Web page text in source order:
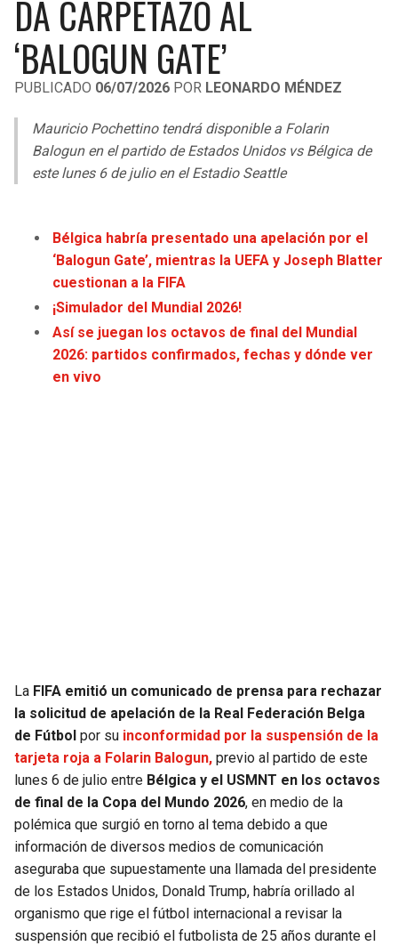
LIGA DE EXPANSIÓN MX
LEAGUES CUP
UEFA EUROPA LEAGUE
UEFA CONFERENCE LEAGUE
MLS
COPA LIBERTADORES
COPA SUDAMERICANA
OTRAS LIGAS
RAIDERS
CHARGERS
RAVENS
STEELERS
CARDINALS
RAMS
49ERS
SEAHAWKS
BEARS
CAVALIERS
PISTONS
PACERS
HORNETS
MAVERICKS
ROCKETS
GRIZZLIES
PELICANS
SPURS
NUGGETS
DA CARPETAZO AL
‘BALOGUN GATE’
PUBLICADO 06/07/2026 POR LEONARDO MÉNDEZ
Mauricio Pochettino tendrá disponible a Folarin
Balogun en el partido de Estados Unidos vs Bélgica de
este lunes 6 de julio en el Estadio Seattle
Bélgica habría presentado una apelación por el
‘Balogun Gate’, mientras la UEFA y Joseph Blatter
cuestionan a la FIFA
¡Simulador del Mundial 2026!
Así se juegan los octavos de final del Mundial
2026: partidos confirmados, fechas y dónde ver
en vivo
La FIFA emitió un comunicado de prensa para rechazar
la solicitud de apelación de la Real Federación Belga
de Fútbol por su inconformidad por la suspensión de la
tarjeta roja a Folarin Balogun, previo al partido de este
lunes 6 de julio entre Bélgica y el USMNT en los octavos
de final de la Copa del Mundo 2026, en medio de la
polémica que surgió en torno al tema debido a que
información de diversos medios de comunicación
aseguraba que supuestamente una llamada del presidente
de los Estados Unidos, Donald Trump, habría orillado al
organismo que rige el fútbol internacional a revisar la
suspensión que recibió el futbolista de 25 años durante el